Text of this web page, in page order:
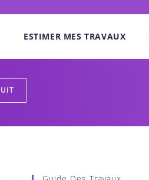
ESTIMER MES TRAVAUX